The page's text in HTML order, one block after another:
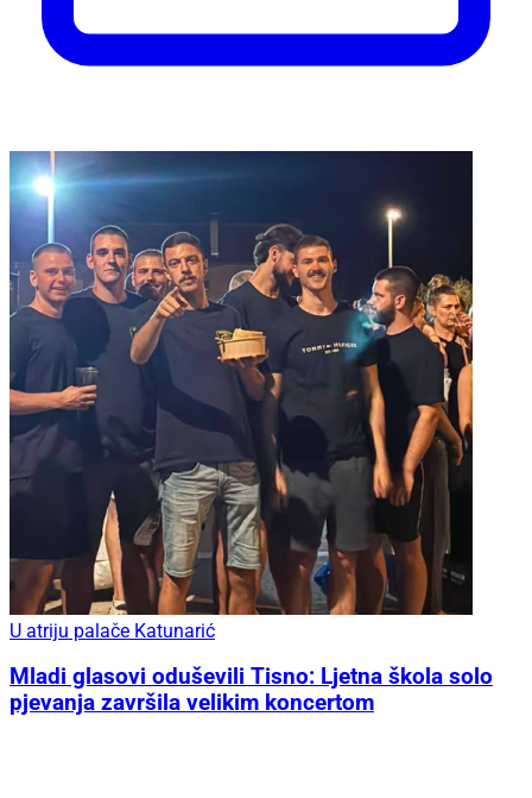
U atriju palače Katunarić
Mladi glasovi oduševili Tisno: Ljetna škola solo
pjevanja završila velikim koncertom